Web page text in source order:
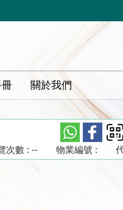
關於我們
物業編號 :
次數 : --